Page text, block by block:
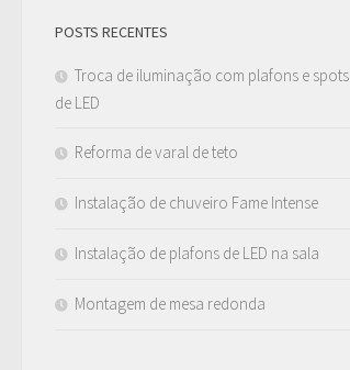
POSTS RECENTES
Troca de iluminação com plafons e spots
de LED
Reforma de varal de teto
Instalação de chuveiro Fame Intense
Instalação de plafons de LED na sala
Montagem de mesa redonda